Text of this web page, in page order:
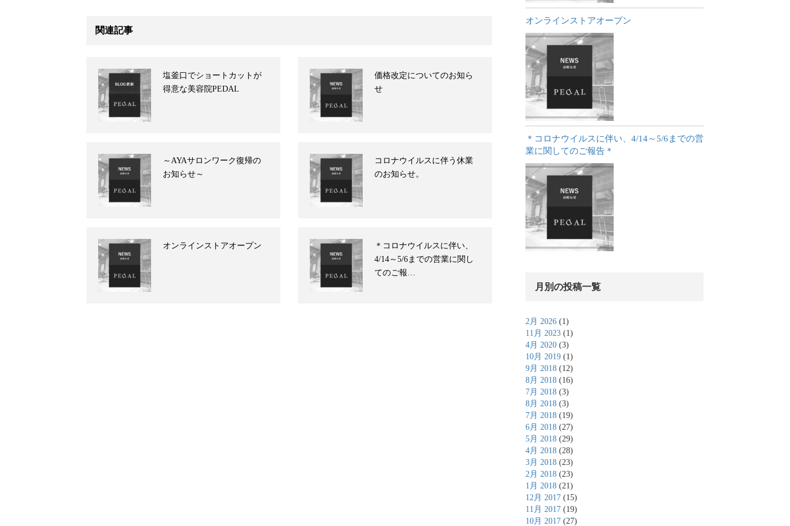
関連記事
塩釜口でショートカットが
得意な美容院PEDAL
価格改定についてのお知ら
せ
～AYAサロンワーク復帰の
お知らせ～
コロナウイルスに伴う休業
のお知らせ。
オンラインストアオープン
＊コロナウイルスに伴い、
4/14～5/6までの営業に関し
てのご報…
オンラインストアオープン
＊コロナウイルスに伴い、4/14～5/6までの営
業に関してのご報告＊
月別の投稿一覧
2月 2026 (1)
11月 2023 (1)
4月 2020 (3)
10月 2019 (1)
9月 2018 (12)
8月 2018 (16)
7月 2018 (3)
8月 2018 (3)
7月 2018 (19)
6月 2018 (27)
5月 2018 (29)
4月 2018 (28)
3月 2018 (23)
2月 2018 (23)
1月 2018 (21)
12月 2017 (15)
11月 2017 (19)
10月 2017 (27)